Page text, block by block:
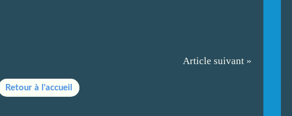
Article suivant »
Retour à l'accueil